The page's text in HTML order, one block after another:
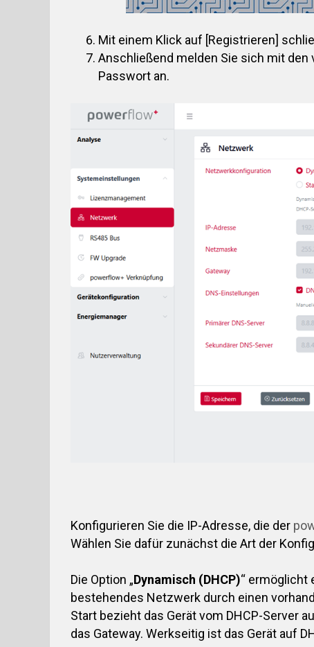
Mit einem Klick auf [Registrieren]
Anschließend melden Sie sich mit
Passwort an.
Konfigurieren Sie die IP-Adresse, die der
Wählen Sie dafür zunächst die Art der
Die Option „Dynamisch (DHCP)“ ermöglicht
bestehendes Netzwerk durch einen
Start bezieht das Gerät vom DHCP-Server
das Gateway. Werkseitig ist das Gerät auf